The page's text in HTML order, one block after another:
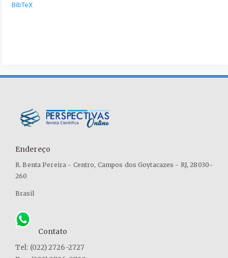
BibTeX
Endereço
R. Benta Pereira - Centro, Campos dos Goytacazes - RJ, 28030-
260
Brasil
Contato
Tel: (022) 2726-2727